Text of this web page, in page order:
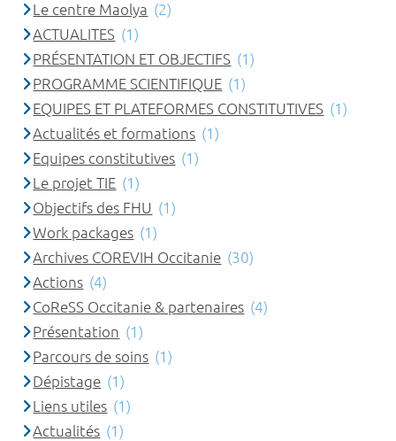
Le centre Maolya (2)
ACTUALITES (1)
PRÉSENTATION ET OBJECTIFS (1)
PROGRAMME SCIENTIFIQUE (1)
EQUIPES ET PLATEFORMES CONSTITUTIVES (1)
Actualités et formations (1)
Equipes constitutives (1)
Le projet TIE (1)
Objectifs des FHU (1)
Work packages (1)
Archives COREVIH Occitanie (30)
Actions (4)
CoReSS Occitanie & partenaires (4)
Présentation (1)
Parcours de soins (1)
Dépistage (1)
Liens utiles (1)
Actualités (1)